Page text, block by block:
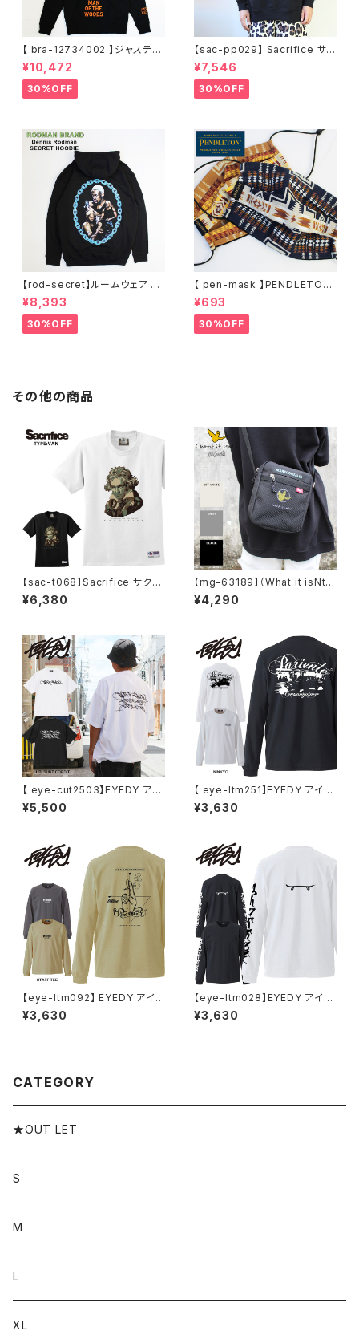
【 bra-12734002 】ジャスティ
ンティンバーレイク Justin Ran
dall Timberlake MAN OF T
HE WOODS パーカー フーディ
ー アーティスト スウェットパー
¥10,472
30%OFF
【sac-pp029】 Sacrifice サク
リファイス 大きいサイズ メンズ
ユニセックス スウェット パーカ
ー 窓グラフィック 長袖 M L XL
XXL 2L 大きめ 長袖Tシャツ デ
サイズ ビッグシルエット 黒 通勤
通学 秋冬
¥7,546
30%OFF
【rod-secret】ルームウェア フ
ーディー アーティスト バンド ア
ウトドア RODMAN BRAND ロ
ッドマンブランド Dennis Rod
man RODAMAN SECRET H
¥8,393
30%OFF
【 pen-mask 】PENDLETON
ペンドルトン ファッションマス
ク アウトドア フリーサイズ アウ
トドア 通勤 通学 通気性 マスク
乾燥しない 蒸れない
¥693
30%OFF
その他の商品
【sac-t068】Sacrifice サクリ
ファイス TYPE VAN 大きいサイ
ズ メンズ Tシャツ 半袖 Tシャツ
¥6,380
【mg-63189】（What it isNt）
ART BY MARKGONZALES /
(ワットイットイズント) アートバ
アウトドア メンズ レディース
¥4,290
【 eye-cut2503】EYEDY アイ
ディー UBI SUNT CORD T メ
ンズ レディース ユニセックス リ
ストリート
¥5,500
【 eye-ltm251】EYEDY アイデ
ィー 大きいサイズ メンズ ロング
Tシャツ NINKYO ロンT 長袖
E BLACK ホワイト ブラック
¥3,630
【eye-ltm092】 EYEDY アイデ
ィー 大きいサイズ メンズ ロング
Tシャツ STAFF TEE ロンT ロ
¥3,630
【eye-ltm028】EYEDY アイデ
ィー 大きいサイズ メンズ ロング
tシャツ ロンt SANSKRIT ブラ
¥3,630
CATEGORY
★OUT LET
S
M
L
XL